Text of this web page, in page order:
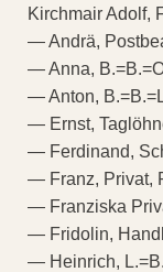
Kirchmair Adolf,
— Andrä,
— Anna,
— Anton,
— Ernst,
— Ferdinand,
— Franz, Privat,
— Franziska
— Fridolin,
— Heinrich,